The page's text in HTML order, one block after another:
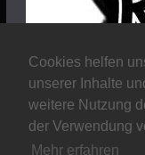
Cookies helfen
unserer Inhalte
weitere Nutzung
der Verwendung
Mehr erfahren